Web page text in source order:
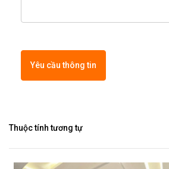
Yêu cầu thông tin
Thuộc tính tương tự